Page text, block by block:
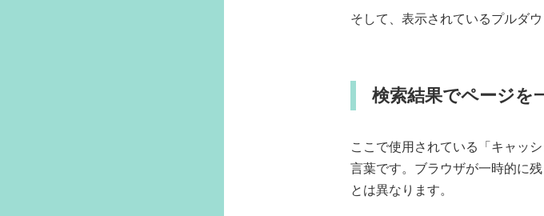
そして、表示されているプルダ
検索結果でページを
ここで使用されている「キャッ
言葉です。ブラウザが一時的に
とは異なります。